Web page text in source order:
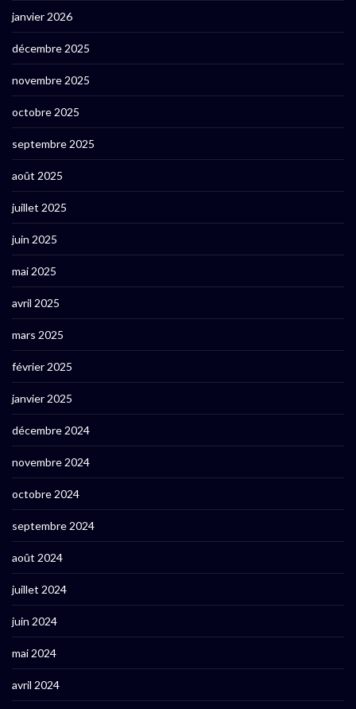
janvier 2026
décembre 2025
novembre 2025
octobre 2025
septembre 2025
août 2025
juillet 2025
juin 2025
mai 2025
avril 2025
mars 2025
février 2025
janvier 2025
décembre 2024
novembre 2024
octobre 2024
septembre 2024
août 2024
juillet 2024
juin 2024
mai 2024
avril 2024